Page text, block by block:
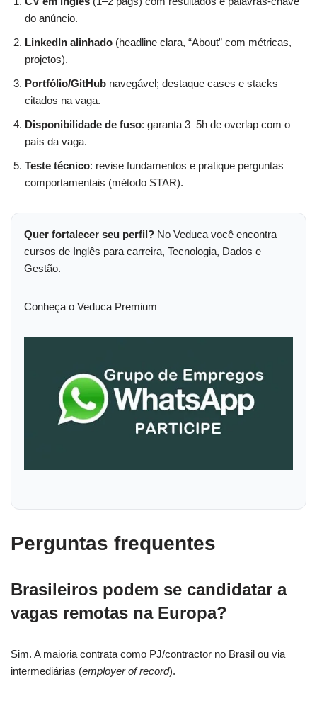
do anúncio.
LinkedIn alinhado (headline clara, “About” com métricas,
projetos).
Portfólio/GitHub navegável; destaque cases e stacks
citados na vaga.
Disponibilidade de fuso: garanta 3–5h de overlap com o
país da vaga.
Teste técnico: revise fundamentos e pratique perguntas
comportamentais (método STAR).
Quer fortalecer seu perfil? No Veduca você encontra
cursos de Inglês para carreira, Tecnologia, Dados e
Gestão.
Conheça o Veduca Premium
Perguntas frequentes
Brasileiros podem se candidatar a
vagas remotas na Europa?
Sim. A maioria contrata como PJ/contractor no Brasil ou via
intermediárias (employer of record).